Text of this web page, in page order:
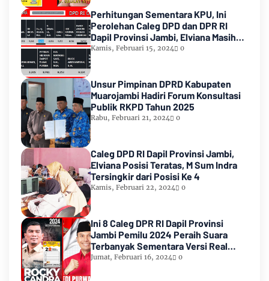
Perhitungan Sementara KPU, Ini
Perolehan Caleg DPD dan DPR RI
Dapil Provinsi Jambi, Elviana Masih
Urutan Kedua Teratas
Kamis, Februari 15, 2024 0
Unsur Pimpinan DPRD Kabupaten
Muarojambi Hadiri Forum Konsultasi
Publik RKPD Tahun 2025
Rabu, Februari 21, 2024 0
Caleg DPD RI Dapil Provinsi Jambi,
Elviana Posisi Teratas, M Sum Indra
Tersingkir dari Posisi Ke 4
Kamis, Februari 22, 2024 0
Ini 8 Caleg DPR RI Dapil Provinsi
Jambi Pemilu 2024 Peraih Suara
Terbanyak Sementara Versi Real
Count KPU RI
Jumat, Februari 16, 2024 0